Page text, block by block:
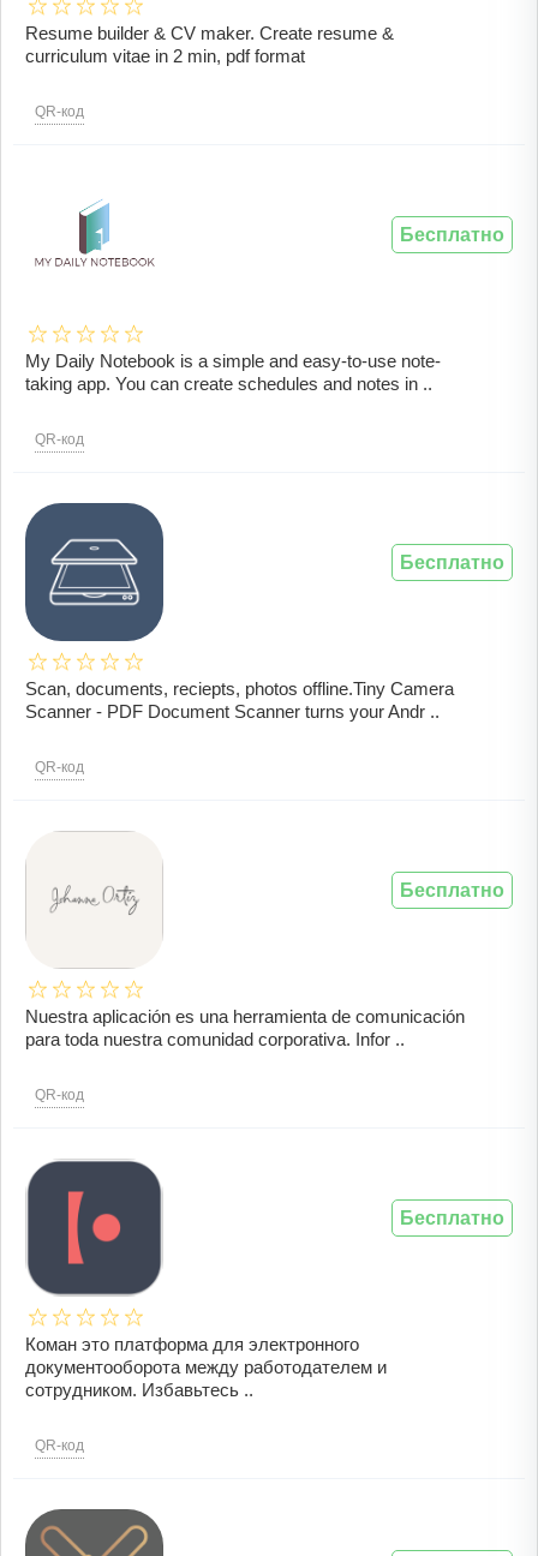
Resume builder & CV maker. Create resume &
curriculum vitae in 2 min, pdf format
QR-код
My Daily Notebook is a simple and easy-to-use note-
taking app. You can create schedules and notes in ..
QR-код
Бесплатно
Scan, documents, reciepts, photos offline.Tiny Camera
Scanner - PDF Document Scanner turns your Andr ..
QR-код
Бесплатно
Nuestra aplicación es una herramienta de comunicación
para toda nuestra comunidad corporativa. Infor ..
QR-код
Бесплатно
Коман это платформа для электронного
документооборота между работодателем и
сотрудником. Избавьтесь ..
QR-код
Бесплатно